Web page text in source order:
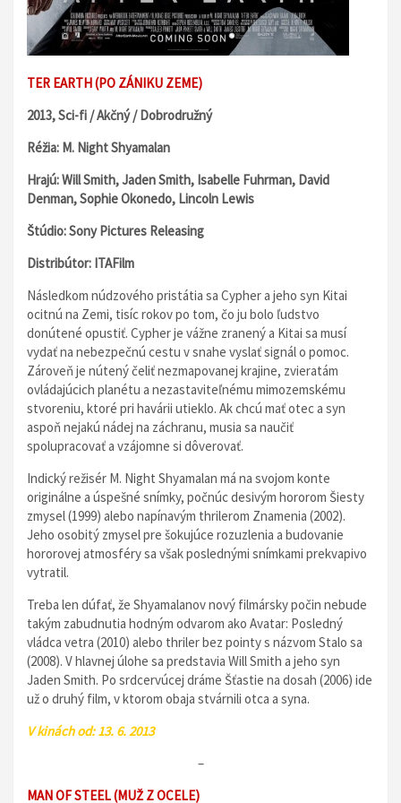
TER EARTH (PO ZÁNIKU ZEME)
2013, Sci-fi / Akčný / Dobrodružný
Réžia: M. Night Shyamalan
Hrajú: Will Smith, Jaden Smith, Isabelle Fuhrman, David
Denman, Sophie Okonedo, Lincoln Lewis
Štúdio: Sony Pictures Releasing
Distribútor: ITAFilm
Následkom núdzového pristátia sa Cypher a jeho syn Kitai
ocitnú na Zemi, tisíc rokov po tom, čo ju bolo ľudstvo
donútené opustiť. Cypher je vážne zranený a Kitai sa musí
vydať na nebezpečnú cestu v snahe vyslať signál o pomoc.
Zároveň je nútený čeliť nezmapovanej krajine, zvieratám
ovládajúcich planétu a nezastaviteľnému mimozemskému
stvoreniu, ktoré pri havárii utieklo. Ak chcú mať otec a syn
aspoň nejakú nádej na záchranu, musia sa naučiť
spolupracovať a vzájomne si dôverovať.
Indický režisér M. Night Shyamalan má na svojom konte
originálne a úspešné snímky, počnúc desivým hororom Šiesty
zmysel (1999) alebo napínavým thrilerom Znamenia (2002).
Jeho osobitý zmysel pre šokujúce rozuzlenia a budovanie
hororovej atmosféry sa však poslednými snímkami prekvapivo
vytratil.
Treba len dúfať, že Shyamalanov nový filmársky počin nebude
takým zabudnutia hodným odvarom ako Avatar: Posledný
vládca vetra (2010) alebo thriler bez pointy s názvom Stalo sa
(2008). V hlavnej úlohe sa predstavia Will Smith a jeho syn
Jaden Smith. Po srdcervúcej dráme Šťastie na dosah (2006) ide
už o druhý film, v ktorom obaja stvárnili otca a syna.
V kinách od: 13. 6. 2013
–
MAN OF STEEL (MUŽ Z OCELE)